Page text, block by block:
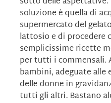
soluzione è quella di
supermercato del
lattosio e di procedere
semplicissime ricette
per tutti i commensali.
bambini, adeguate alle
delle donne in
tutti gli altri. Bastano